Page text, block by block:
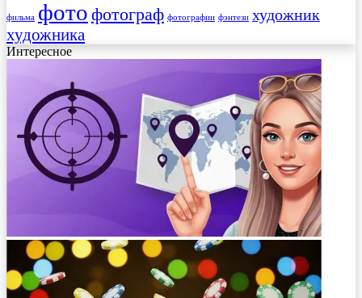
фильма фото фотограф фотографии фэнтези художник
художника
Интересное